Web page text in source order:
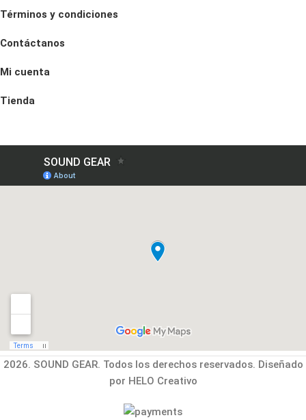
Términos y condiciones
Contáctanos
Mi cuenta
Tienda
2026. SOUND GEAR. Todos los derechos reservados. Diseñado
por HELO Creativo